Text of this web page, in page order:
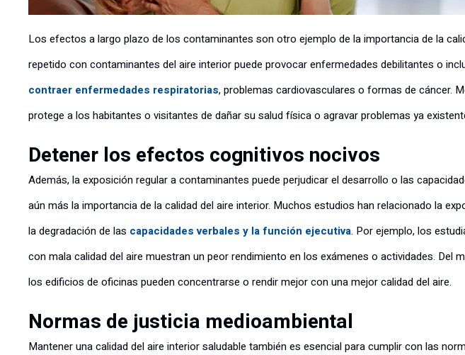
Los efectos a largo plazo de los contaminantes son otro ejemplo de la importancia de la
repetido con contaminantes del aire interior puede provocar enfermedades debilitantes o
contraer enfermedades respiratorias, problemas cardiovasculares o formas de cáncer.
protege a los habitantes o visitantes de dañar su salud física o agravar problemas ya
Detener los efectos cognitivos nocivos
Además, la exposición regular a contaminantes puede perjudicar el desarrollo o las
aún más la importancia de la calidad del aire interior. Muchos estudios han relacionado la
la degradación de las capacidades verbales y la función ejecutiva. Por ejemplo, los
con mala calidad del aire muestran un peor rendimiento en los exámenes o actividades. Del
los edificios de oficinas pueden concentrarse o rendir mejor con una mejor calidad del aire.
Normas de justicia medioambiental
Mantener una calidad del aire interior saludable también es esencial para cumplir con las